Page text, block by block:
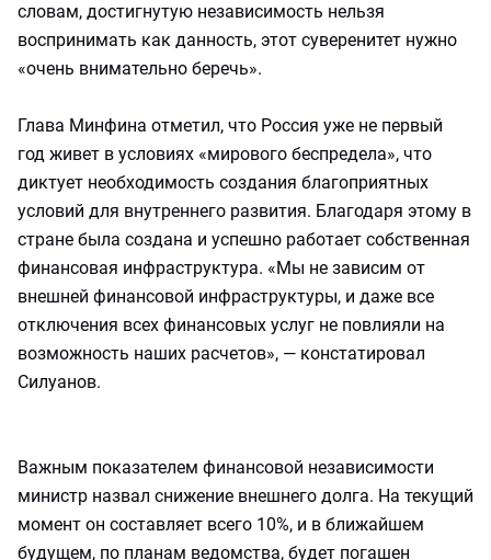
словам, достигнутую независимость нельзя
воспринимать как данность, этот суверенитет нужно
«очень внимательно беречь».
Глава Минфина отметил, что Россия уже не первый
год живет в условиях «мирового беспредела», что
диктует необходимость создания благоприятных
условий для внутреннего развития. Благодаря этому в
стране была создана и успешно работает собственная
финансовая инфраструктура. «Мы не зависим от
внешней финансовой инфраструктуры, и даже все
отключения всех финансовых услуг не повлияли на
возможность наших расчетов», — констатировал
Силуанов.
Важным показателем финансовой независимости
министр назвал снижение внешнего долга. На текущий
момент он составляет всего 10%, и в ближайшем
будущем, по планам ведомства, будет погашен